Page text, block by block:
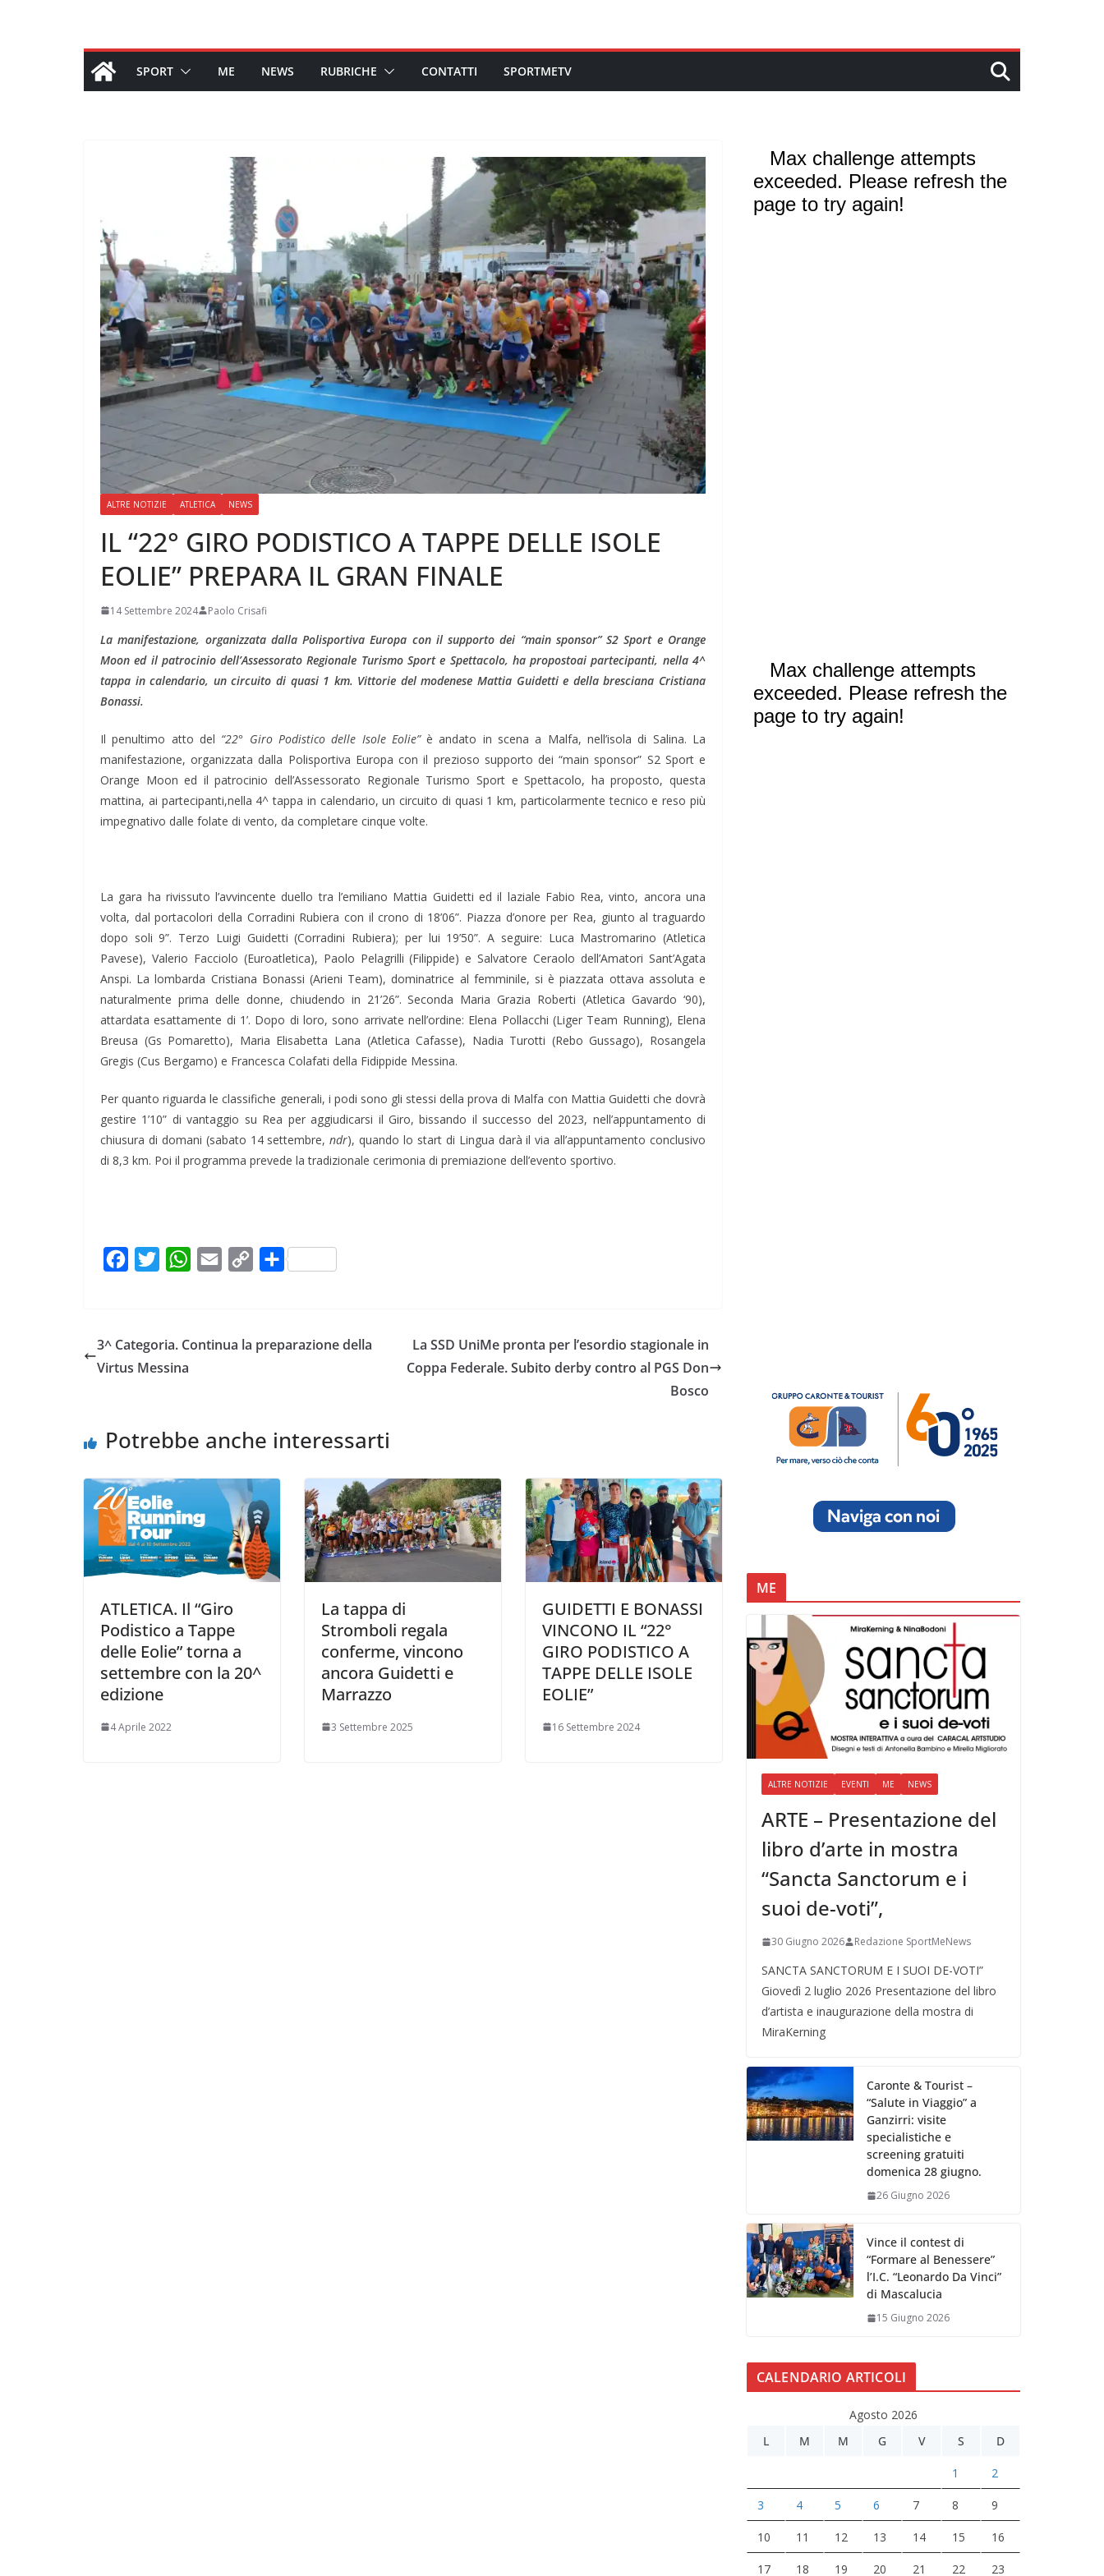
SPORT ME NEWS RUBRICHE CONTATTI SPORTMETV
ALTRE NOTIZIE ATLETICA NEWS
IL “22° GIRO PODISTICO A TAPPE DELLE ISOLE
EOLIE” PREPARA IL GRAN FINALE
14 Settembre 2024 Paolo Crisafi
La manifestazione, organizzata dalla Polisportiva Europa con il supporto dei “main sponsor” S2 Sport e Orange
Moon ed il patrocinio dell’Assessorato Regionale Turismo Sport e Spettacolo, ha propostoai partecipanti, nella 4^
tappa in calendario, un circuito di quasi 1 km. Vittorie del modenese Mattia Guidetti e della bresciana Cristiana
Bonassi.
Il penultimo atto del “22° Giro Podistico delle Isole Eolie”è andato in scena a Malfa, nell’isola di Salina. La
manifestazione, organizzata dalla Polisportiva Europa con il prezioso supporto dei “main sponsor” S2 Sport e
Orange Moon ed il patrocinio dell’Assessorato Regionale Turismo Sport e Spettacolo, ha proposto, questa
mattina, ai partecipanti,nella 4^ tappa in calendario, un circuito di quasi 1 km, particolarmente tecnico e reso più
impegnativo dalle folate di vento, da completare cinque volte.
La gara ha rivissuto l’avvincente duello tra l’emiliano Mattia Guidetti ed il laziale Fabio Rea, vinto, ancora una
volta, dal portacolori della Corradini Rubiera con il crono di 18’06”. Piazza d’onore per Rea, giunto al traguardo
dopo soli 9”. Terzo Luigi Guidetti (Corradini Rubiera); per lui 19’50”. A seguire: Luca Mastromarino (Atletica
Pavese), Valerio Facciolo (Euroatletica), Paolo Pelagrilli (Filippide) e Salvatore Ceraolo dell’Amatori Sant’Agata
Anspi. La lombarda Cristiana Bonassi (Arieni Team), dominatrice al femminile, si è piazzata ottava assoluta e
naturalmente prima delle donne, chiudendo in 21’26”. Seconda Maria Grazia Roberti (Atletica Gavardo ‘90),
attardata esattamente di 1’. Dopo di loro, sono arrivate nell’ordine: Elena Pollacchi (Liger Team Running), Elena
Breusa (Gs Pomaretto), Maria Elisabetta Lana (Atletica Cafasse), Nadia Turotti (Rebo Gussago), Rosangela
Gregis (Cus Bergamo) e Francesca Colafati della Fidippide Messina.
Per quanto riguarda le classifiche generali, i podi sono gli stessi della prova di Malfa con Mattia Guidetti che dovrà
gestire 1’10” di vantaggio su Rea per aggiudicarsi il Giro, bissando il successo del 2023, nell’appuntamento di
chiusura di domani (sabato 14 settembre,ndr), quando lo start di Lingua darà il via all’appuntamento conclusivo
di 8,3 km. Poi il programma prevede la tradizionale cerimonia di premiazione dell’evento sportivo.
k
W
L
C
3^ Categoria. Continua la preparazione della
Virtus Messina
La SSD UniMe pronta per l’esordio stagionale in
Coppa Federale. Subito derby contro al PGS Don
Bosco
Potrebbe anche interessarti
ATLETICA. Il “Giro
Podistico a Tappe
delle Eolie” torna a
settembre con la 20^
edizione
4 Aprile 2022
La tappa di
Stromboli regala
conferme, vincono
ancora Guidetti e
Marrazzo
3 Settembre 2025
GUIDETTI E BONASSI
VINCONO IL “22°
GIRO PODISTICO A
TAPPE DELLE ISOLE
EOLIE”
16 Settembre 2024
ME
ALTRE NOTIZIE EVENTI ME NEWS
ARTE – Presentazione del
libro d’arte in mostra
“Sancta Sanctorum e i
suoi de-voti”,
30 Giugno 2026 Redazione SportMeNews
SANCTA SANCTORUM E I SUOI DE-VOTI”
Giovedì 2 luglio 2026 Presentazione del libro
d’artista e inaugurazione della mostra di
MiraKerning
Caronte & Tourist –
“Salute in Viaggio” a
Ganzirri: visite
specialistiche e
screening gratuiti
domenica 28 giugno.
26 Giugno 2026
Vince il contest di
“Formare al Benessere”
l’I.C. “Leonardo Da Vinci”
di Mascalucia
15 Giugno 2026
CALENDARIO ARTICOLI
Agosto 2026
L
M M G V S D
1 2
3 4 5 6 7 8 9
10 11 12 13 14 15 16
17 18 19 20 21 22 23